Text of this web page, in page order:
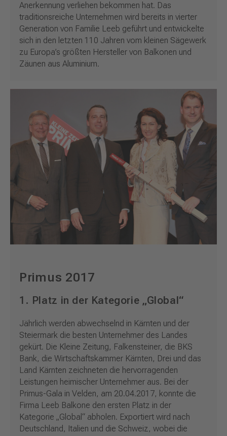
Anerkennung verliehen bekommen hat. Das
traditionsreiche Unternehmen wird bereits in vierter
Generation von Familie Leeb geführt und entwickelte
sich in den letzten 110 Jahren vom kleinen Sägewerk
zu Europa’s größten Hersteller von Balkonen und
Zäunen aus Aluminium.
Primus 2017
1. Platz in der Kategorie „Global“
Jährlich werden abwechselnd in Kärnten und der
Steiermark die besten Unternehmer des Landes
gekürt. Die Kleine Zeitung, Falkensteiner, die BKS
Bank, die Wirtschaftskammer Kärnten, Drei und das
Land Kärnten zeichneten die hervorragenden
Leistungen heimischer Unternehmer aus. Bei der
Primus-Gala in Velden, am 20.04.2017, konnte die
Firma Leeb Balkone den ersten Platz in der
Kategorie „Global“ abholen. Exportiert wird nach
Deutschland, Italien und die Schweiz, wobei die